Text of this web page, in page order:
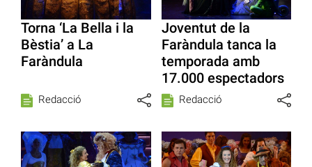
Torna ‘La Bella i la
Bèstia’ a La
Faràndula
Redacció
Joventut de la
Faràndula tanca la
temporada amb
17.000 espectadors
Redacció